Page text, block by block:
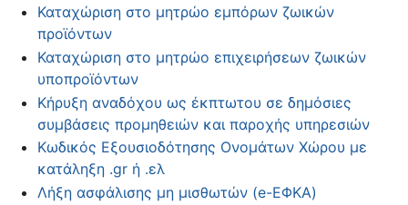
Καταχώριση στο μητρώο εμπόρων ζωικών
προϊόντων
Καταχώριση στο μητρώο επιχειρήσεων ζωικών
υποπροϊόντων
Κήρυξη αναδόχου ως έκπτωτου σε δημόσιες
συμβάσεις προμηθειών και παροχής υπηρεσιών
Κωδικός Εξουσιοδότησης Ονομάτων Χώρου με
κατάληξη .gr ή .ελ
Λήξη ασφάλισης μη μισθωτών (e-ΕΦΚΑ)